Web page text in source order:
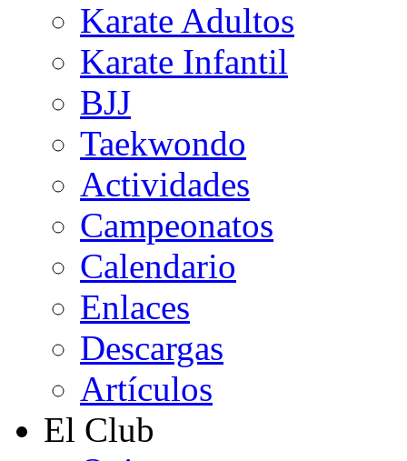
Karate Adultos
Karate Infantil
BJJ
Taekwondo
Actividades
Campeonatos
Calendario
Enlaces
Descargas
Artículos
El Club